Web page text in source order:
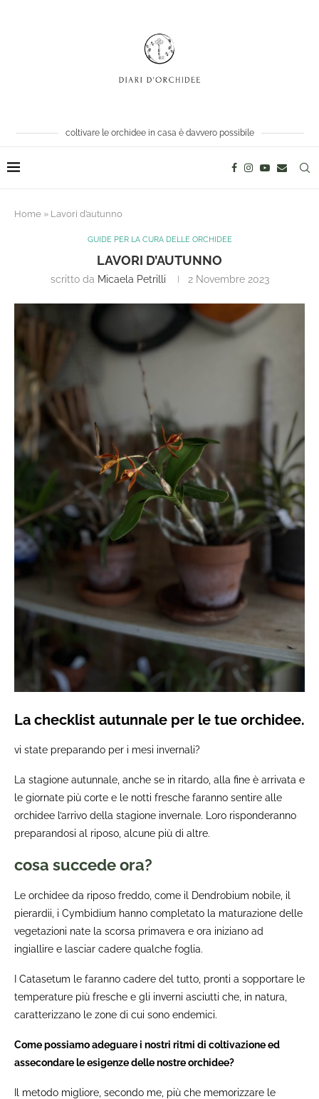
coltivare le orchidee in casa è davvero possibile
Home » Lavori d’autunno
GUIDE PER LA CURA DELLE ORCHIDEE
LAVORI D’AUTUNNO
scritto da Micaela Petrilli 2 Novembre 2023
La checklist autunnale per le tue orchidee.
vi state preparando per i mesi invernali?
La stagione autunnale, anche se in ritardo, alla fine è arrivata e
le giornate più corte e le notti fresche faranno sentire alle
orchidee l’arrivo della stagione invernale. Loro risponderanno
preparandosi al riposo, alcune più di altre.
cosa succede ora?
Le orchidee da riposo freddo, come il Dendrobium nobile, il
pierardii, i Cymbidium hanno completato la maturazione delle
vegetazioni nate la scorsa primavera e ora iniziano ad
ingiallire e lasciar cadere qualche foglia.
I Catasetum le faranno cadere del tutto, pronti a sopportare le
temperature più fresche e gli inverni asciutti che, in natura,
caratterizzano le zone di cui sono endemici.
Come possiamo adeguare i nostri ritmi di coltivazione ed
assecondare le esigenze delle nostre orchidee?
Il metodo migliore, secondo me, più che memorizzare le